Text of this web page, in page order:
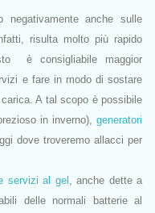
negativamente anche sulle
risulta molto più rapido
è consigliabile maggior
e fare in modo di sostare
A tal scopo è possibile
in inverno),generatori
dove troveremo allacci per
servizi al gel , anche dette a
delle normali batterie al